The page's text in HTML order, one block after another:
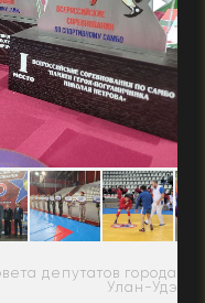
депутатов города
Улан-Удэ